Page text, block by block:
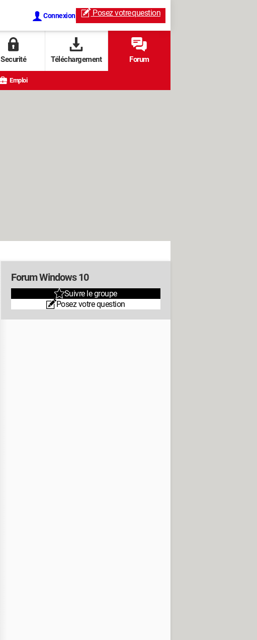
Connexion Posez votrequestion
Securité Téléchargement Forum
Emploi
Forum Windows 10
Suivre le groupe
Posez votre question